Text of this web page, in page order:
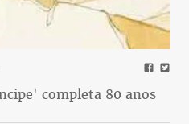
completa 80 anos